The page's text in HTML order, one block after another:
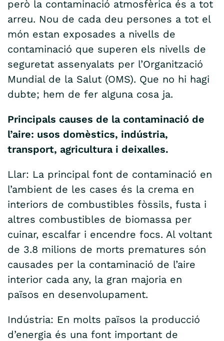
però la contaminació atmosfèrica és a tot
arreu. Nou de cada deu persones a tot el
món estan exposades a nivells de
contaminació que superen els nivells de
seguretat assenyalats per l’Organització
Mundial de la Salut (OMS). Que no hi hagi
dubte; hem de fer alguna cosa ja.
Principals causes de la contaminació de
l’aire: usos domèstics, indústria,
transport, agricultura i deixalles.
Llar: La principal font de contaminació en
l’ambient de les cases és la crema en
interiors de combustibles fòssils, fusta i
altres combustibles de biomassa per
cuinar, escalfar i encendre focs. Al voltant
de 3.8 milions de morts prematures són
causades per la contaminació de l’aire
interior cada any, la gran majoria en
països en desenvolupament.
Indústria: En molts països la producció
d’energia és una font important de